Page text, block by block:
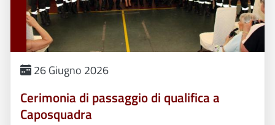
26 Giugno 2026
Cerimonia di passaggio di qualifica a
Caposquadra